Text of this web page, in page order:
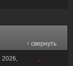
↑ свернуть
2026,
*